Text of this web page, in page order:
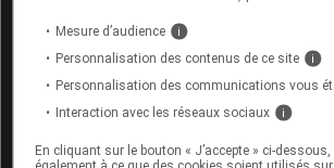
Espace produit
Boutique
VIDAL Hoptimal
Mesure d’audience i
Personnalisation des contenus de ce site i
Personnalisation des communications vous
Interaction avec les réseaux sociaux i
En cliquant sur le bouton « J’accepte » ci-
également à ce que des cookies soient utilisés